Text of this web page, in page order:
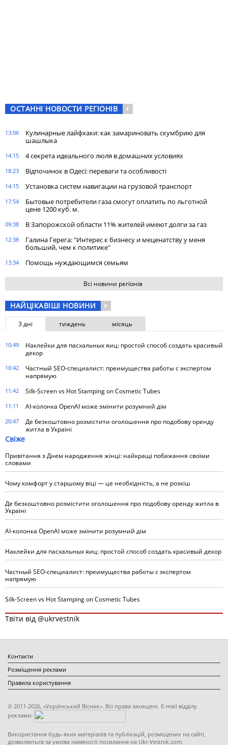
ОСТАННІ НОВОСТИ РЕГІОНІВ
13:06
Кулинарные лайфхаки: как замариновать скумбрию для
шашлыка
14:15 4 секрета идеального люля в домашних условиях
18:23 Відпочинок в Одесі: переваги та особливості
14:15 Установка систем навигации на грузовой транспорт
17:54
Бытовые потребители газа cмогут оплатить по льготной
цене 1200 куб. м.
09:38 В Запорожской области 11% жителей имеют долги за газ
12:38
Галина Герега: "Интерес к бизнесу и меценатству у меня
больший, чем к политике"
13:34 Помощь нуждающимся семьям
Всі новини регіонів
НАЙЦІКАВІШІ НОВИНИ
3 дні тиждень місяць
10:49
Наклейки для пасхальных яиц: простой способ создать красивый
декор
10:42
Частный SEO-специалист: преимущества работы с экспертом
напрямую
11:42 Silk-Screen vs Hot Stamping on Cosmetic Tubes
11:11 AI-колонка OpenAI може змінити розумний дім
20:47
Де безкоштовно розмістити оголошення про подобову оренду
житла в Україні
Свіже
Привітання з Днем народження жінці: найкращі побажання своїми
словами
Чому комфорт у старшому віці — це необхідність, а не розкіш
Де безкоштовно розмістити оголошення про подобову оренду житла в
Україні
AI-колонка OpenAI може змінити розумний дім
Наклейки для пасхальных яиц: простой способ создать красивый декор
Частный SEO-специалист: преимущества работы с экспертом
напрямую
Silk-Screen vs Hot Stamping on Cosmetic Tubes
Твіти від @ukrvestnik
Контакти
Розміщення реклами
Правила користування
© 2011-2026, «Український Вісник». Всі права захищені. E-mail відділу
реклами:
Використання будь-яких матеріалів та публікацій, розміщених на сайті,
дозволяється за умови наявності посилання на Ukr-Vestnik.com.